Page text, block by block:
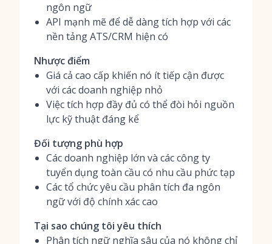
ngôn ngữ
API mạnh mẽ để dễ dàng tích hợp với các
nền tảng ATS/CRM hiện có
Nhược điểm
Giá cả cao cấp khiến nó ít tiếp cận được
với các doanh nghiệp nhỏ
Việc tích hợp đầy đủ có thể đòi hỏi nguồn
lực kỹ thuật đáng kể
Đối tượng phù hợp
Các doanh nghiệp lớn và các công ty
tuyển dụng toàn cầu có nhu cầu phức tạp
Các tổ chức yêu cầu phân tích đa ngôn
ngữ với độ chính xác cao
Tại sao chúng tôi yêu thích
Phân tích ngữ nghĩa sâu của nó không chỉ